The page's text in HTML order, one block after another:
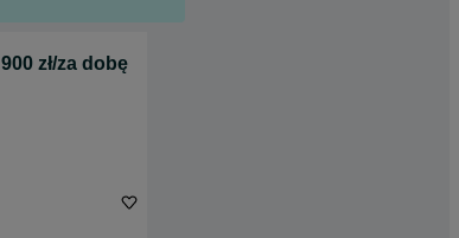
900 zł/za dobę